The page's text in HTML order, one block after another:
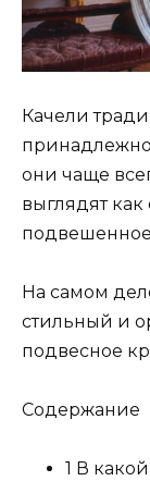
Качели
они чаще
выглядят
подвешенное
На самом
стильный и
подвесное
Содержание
1 В